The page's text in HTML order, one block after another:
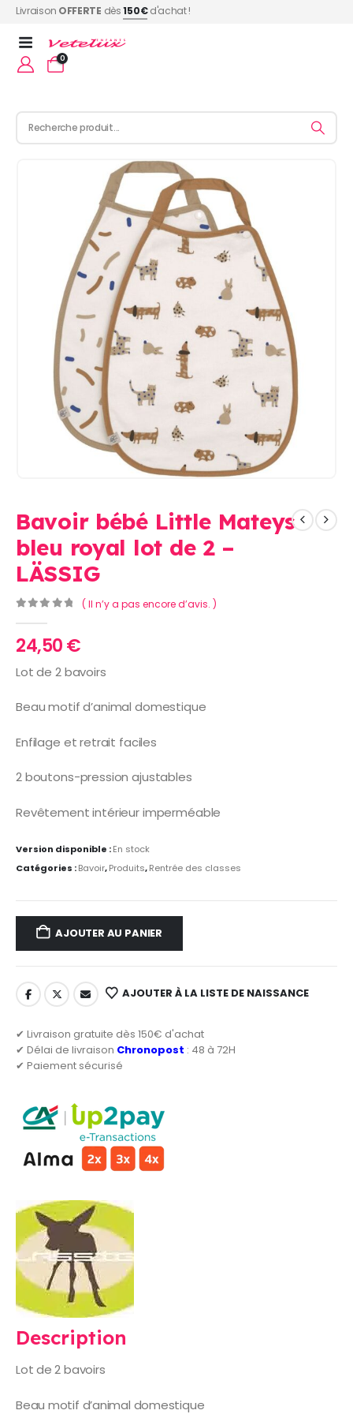
Livraison OFFERTE dès150€d'achat !
0
Bavoir bébé Little Mateys
bleu royal lot de 2 –
LÄSSIG
( Il n’y a pas encore d’avis. )
24,50€
Lot de 2 bavoirs
Beau motif d’animal domestique
Enfilage et retrait faciles
2 boutons-pression ajustables
Revêtement intérieur imperméable
Version disponible :En stock
Catégories :Bavoir,Produits,Rentrée des classes
AJOUTER AU PANIER
AJOUTER À LA LISTE DE NAISSANCE
✔ Livraison gratuite dès 150€ d'achat
✔ Délai de livraison Chronopost : 48 à 72H
✔ Paiement sécurisé
Description
Lot de 2 bavoirs
Beau motif d’animal domestique